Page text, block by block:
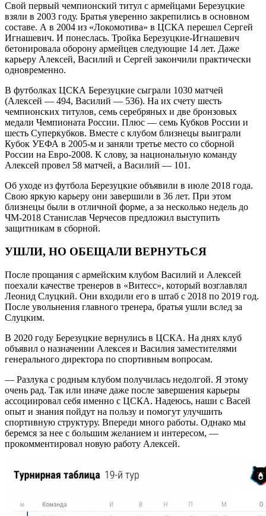
Свой первый чемпионский титул с армейцами Березуцкие
взяли в 2003 году. Братья уверенно закрепились в основном
составе. А в 2004 из «Локомотива» в ЦСКА перешел Сергей
Игнашевич. И понеслась. Тройка Березуцкие-Игнашевич
бетонировала оборону армейцев следующие 14 лет. Даже
карьеру Алексей, Василий и Сергей закончили практически
одновременно.
В футболках ЦСКА Березуцкие сыграли 1030 матчей
(Алексей — 494, Василий — 536). На их счету шесть
чемпионских титулов, семь серебряных и две бронзовых
медали Чемпионата России. Плюс — семь Кубков России и
шесть Суперкубков. Вместе с клубом близнецы выиграли
Кубок УЕФА в 2005-м и заняли третье место со сборной
России на Евро-2008. К слову, за национальную команду
Алексей провел 58 матчей, а Василий — 101.
Об уходе из футбола Березуцкие объявили в июле 2018 года.
Свою яркую карьеру они завершили в 36 лет. При этом
близнецы были в отличной форме, а за несколько недель до
ЧМ-2018 Станислав Черчесов предложил выступить
защитникам в сборной.
УШЛИ, НО ОБЕЩАЛИ ВЕРНУТЬСЯ
После прощания с армейским клубом Василий и Алексей
поехали качестве тренеров в «Витесс», который возглавлял
Леонид Слуцкий. Они входили его в штаб с 2018 по 2019 год.
После увольнения главного тренера, братья ушли вслед за
Слуцким.
В 2020 году Березуцкие вернулись в ЦСКА. На днях клуб
объявил о назначении Алексея и Василия заместителями
генерального директора по спортивным вопросам.
— Разлука с родным клубом получилась недолгой. Я этому
очень рад. Так или иначе даже после завершения карьеры
ассоциировал себя именно с ЦСКА. Надеюсь, наши с Васей
опыт и знания пойдут на пользу и помогут улучшить
спортивную структуру. Впереди много работы. Однако мы
беремся за нее с большим желанием и интересом, —
прокомментировал новую работу Алексей.